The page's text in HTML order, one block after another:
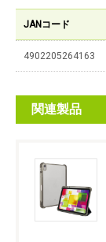
JANコード
4902205264163
関連製品